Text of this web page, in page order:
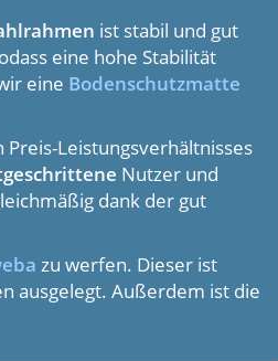
ist stabil und gut
eine hohe Stabilität
eine Bodenschutzmatte
Leistungsverhältnisses
Nutzer und
dank der gut
zu werfen. Dieser ist
ausgelegt. Außerdem ist die